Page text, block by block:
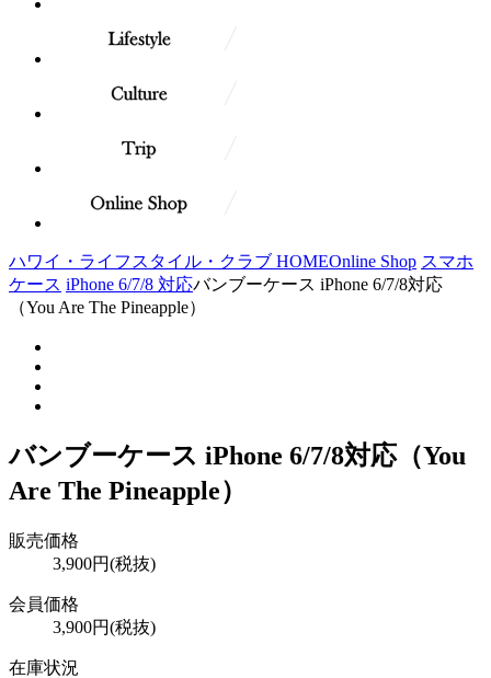
ハワイ・ライフスタイル・クラブ HOMEOnline Shop スマホ
ケース iPhone 6/7/8 対応バンブーケース iPhone 6/7/8対応
（You Are The Pineapple）
バンブーケース iPhone 6/7/8対応（You
Are The Pineapple）
販売価格
3,900円(税抜)
会員価格
3,900円(税抜)
在庫状況